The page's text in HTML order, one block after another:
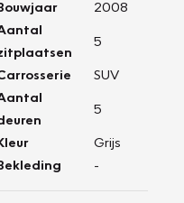
2008
5
SUV
5
Grijs
-